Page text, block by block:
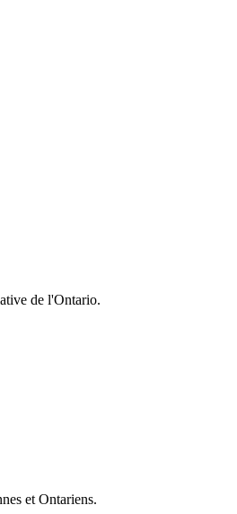
de l'Ontario.
et Ontariens.